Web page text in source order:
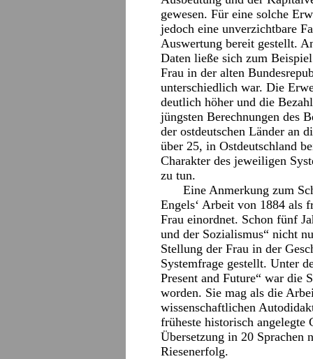
gewesen. Für eine solche
jedoch eine unverzichtbare
Auswertung bereit gestellt.
Daten ließe sich zum
Frau in der alten
unterschiedlich war. Die
deutlich höher und die
jüngsten Berechnungen des
der ostdeutschen Länder an
über 25, in Ostdeutschland
Charakter des jeweiligen
zu tun.
Eine Anmerkung zum
Engels‘ Arbeit von 1884 als
Frau einordnet. Schon fünf
und der Sozialismus“ nicht
Stellung der Frau in der
Systemfrage gestellt. Unter
Present and Future“ war die
worden. Sie mag als die
wissenschaftlichen
früheste historisch
Übersetzung in 20 Sprachen
Riesenerfolg.